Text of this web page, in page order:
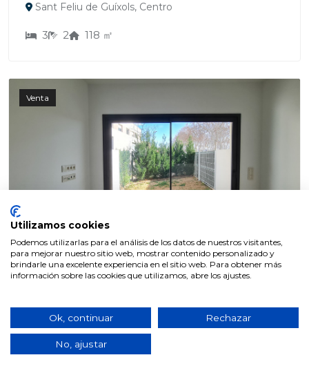
Sant Feliu de Guíxols, Centro
3 2 118 ㎡
Venta
PISOS
Utilizamos cookies
Podemos utilizarlas para el análisis de los datos de nuestros visitantes,
para mejorar nuestro sitio web, mostrar contenido personalizado y
brindarle una excelente experiencia en el sitio web. Para obtener más
información sobre las cookies que utilizamos, abre los ajustes.
Ok, continuar Rechazar
No, ajustar